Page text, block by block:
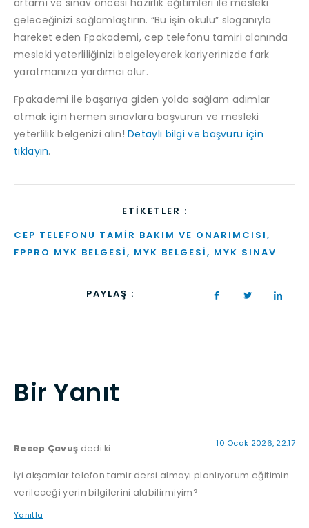
ortamı ve sınav öncesi hazırlık eğitimleri ile mesleki
geleceğinizi sağlamlaştırın. “Bu işin okulu” sloganıyla
hareket eden Fpakademi, cep telefonu tamiri alanında
mesleki yeterliliğinizi belgeleyerek kariyerinizde fark
yaratmanıza yardımcı olur.
Fpakademi ile başarıya giden yolda sağlam adımlar
atmak için hemen sınavlara başvurun ve mesleki
yeterlilik belgenizi alın!Detaylı bilgi ve başvuru için
tıklayın.
ETIKETLER :
CEP TELEFONU TAMIR BAKIM VE ONARIMCISI,
FPPRO MYK BELGESI, MYK BELGESI, MYK SINAV
PAYLAŞ :
Bir Yanıt
Recep Çavuş dedi ki: 10 Ocak 2026, 22:17
İyi akşamlar telefon tamir dersi almayı planlıyorum.eğitimin
verileceği yerin bilgilerini alabilirmiyim?
Yanıtla